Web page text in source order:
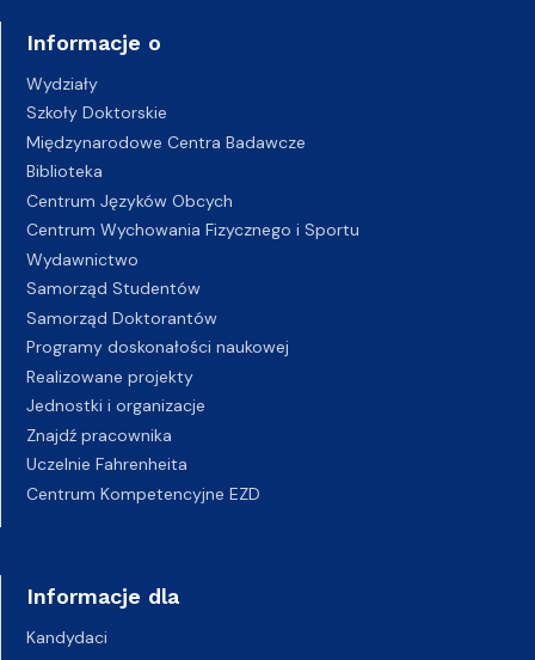
Informacje o
Wydziały
Szkoły Doktorskie
Międzynarodowe Centra Badawcze
Biblioteka
Centrum Języków Obcych
Centrum Wychowania Fizycznego i Sportu
Wydawnictwo
Samorząd Studentów
Samorząd Doktorantów
Programy doskonałości naukowej
Realizowane projekty
Jednostki i organizacje
Znajdź pracownika
Uczelnie Fahrenheita
Centrum Kompetencyjne EZD
Informacje dla
Kandydaci